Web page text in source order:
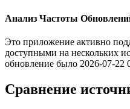
Анализ Частоты
Это приложение активно
доступными на нескольких
обновление было 2026-07-22
Сравнение